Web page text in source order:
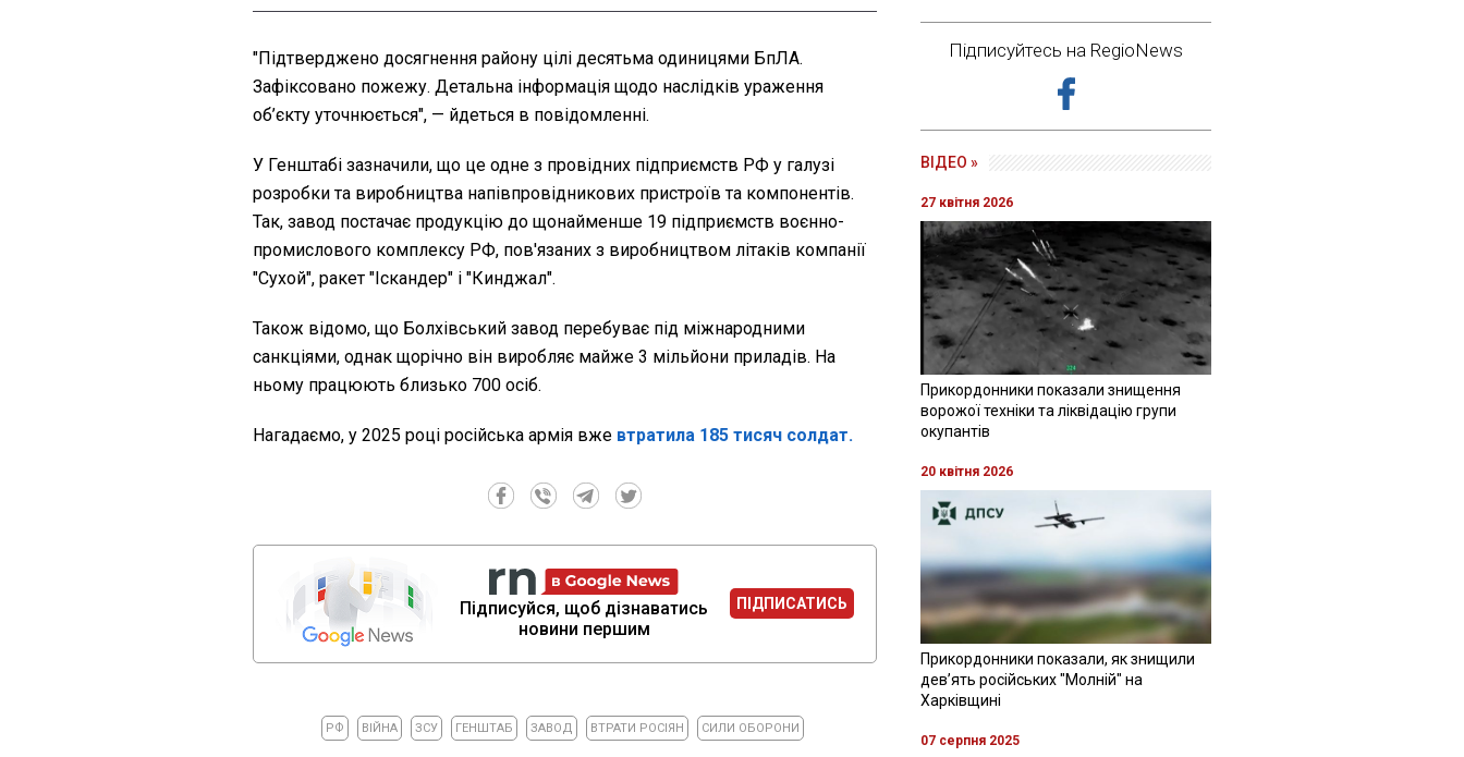
"Підтверджено досягнення району цілі десятьма одиницями БпЛА.
Зафіксовано пожежу. Детальна інформація щодо наслідків ураження
об’єкту уточнюється", — йдеться в повідомленні.
У Генштабі зазначили, що це одне з провідних підприємств РФ у галузі
розробки та виробництва напівпровідникових пристроїв та компонентів.
Так, завод постачає продукцію до щонайменше 19 підприємств воєнно-
промислового комплексу РФ, пов'язаних з виробництвом літаків компанії
"Сухой", ракет "Іскандер" і "Кинджал".
Також відомо, що Болхівський завод перебуває під міжнародними
санкціями, однак щорічно він виробляє майже 3 мільйони приладів. На
ньому працюють близько 700 осіб.
Нагадаємо, у 2025 році російська армія вже втратила 185 тисяч солдат.
Підписуйся, щоб дізнаватись
новини першим
ПІДПИСАТИСЬ
РФ ВІЙНА ЗСУ ГЕНШТАБ ЗАВОД ВТРАТИ РОСІЯН СИЛИ ОБОРОНИ
Підписуйтесь на RegioNews
ВІДЕО »
27 квітня 2026
Прикордонники показали знищення
ворожої техніки та ліквідацію групи
окупантів
20 квітня 2026
Прикордонники показали, як знищили
девʼять російських "Молній" на
Харківщині
07 серпня 2025